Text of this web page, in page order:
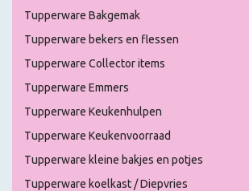
Tupperware Bakgemak
Tupperware bekers en flessen
Tupperware Collector items
Tupperware Emmers
Tupperware Keukenhulpen
Tupperware Keukenvoorraad
Tupperware kleine bakjes en potjes
Tupperware koelkast / Diepvries